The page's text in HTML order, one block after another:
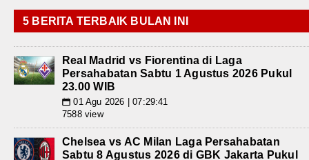
5 BERITA TERBAIK BULAN INI
Real Madrid vs Fiorentina di Laga
Persahabatan Sabtu 1 Agustus 2026 Pukul
23.00 WIB
📅 01 Agu 2026 | 07:29:41
7588 view
Chelsea vs AC Milan Laga Persahabatan
Sabtu 8 Agustus 2026 di GBK Jakarta Pukul